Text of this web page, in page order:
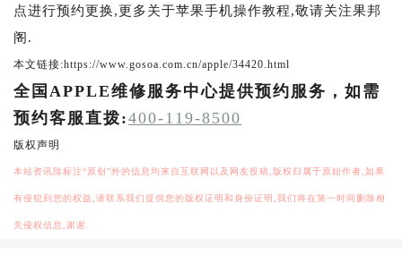
点进行预约更换,更多关于苹果手机操作教程,敬请关注果邦
阁.
本文链接:https://www.gosoa.com.cn/apple/34420.html
全国APPLE维修服务中心提供预约服务，如需
预约客服直拨:400-119-8500
版权声明
本站资讯除标注“原创”外的信息均来自互联网以及网友投稿,版权归属于原始作者,如果
有侵犯到您的权益,请联系我们提供您的版权证明和身份证明,我们将在第一时间删除相
关侵权信息,谢谢.